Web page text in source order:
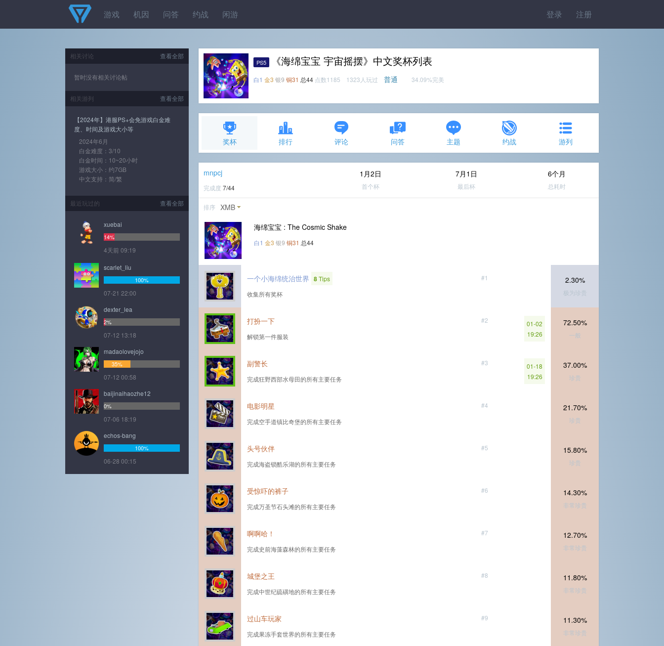
登录 注册
游戏 机因 问答 约战 闲游
PS5 《海绵宝宝 宇宙摇摆》中文奖杯列表
白1 金3 银9 铜31 总44 点数1185 1323人玩过 普通 34.09%完美
奖杯 排行 评论 问答 主题 约战 游列
mnpcj
完成度 7/44
1月2日
首个杯
7月1日
最后杯
6个月
总耗时
排序 XMB
海绵宝宝 : The Cosmic Shake
白1 金3 银9 铜31 总44
#1
一个小海绵统治世界 8Tips
收集所有奖杯
2.30%
极为珍贵
#2
打扮一下
解锁第一件服装
01-02
19:26
72.50%
一般
#3
副警长
完成狂野西部水母田的所有主要任务
01-18
19:26
37.00%
珍贵
#4
电影明星
完成空手道镇比奇堡的所有主要任务
21.70%
珍贵
#5
头号伙伴
完成海盗锁酷乐湖的所有主要任务
15.80%
珍贵
#6
受惊吓的裤子
完成万圣节石头滩的所有主要任务
14.30%
非常珍贵
#7
啊啊哈！
完成史前海藻森林的所有主要任务
12.70%
非常珍贵
#8
城堡之王
完成中世纪硫磺地的所有主要任务
11.80%
非常珍贵
#9
过山车玩家
完成果冻手套世界的所有主要任务
11.30%
非常珍贵
查看全部
相关讨论
暂时没有相关讨论帖
查看全部
相关游列
【2024年】港服PS+会免游戏白金难
度、时间及游戏大小等
2024年6月
白金难度：3/10
白金时间：10~20小时
游戏大小：约7GB
中文支持：简/繁
查看全部
最近玩过的
xuebai
14%
4天前 09:19
scarlet_liu
100%
07-21 22:00
dexter_lea
2%
07-12 13:18
madaolovejojo
35%
07-12 00:58
baijinaihaozhe12
0%
07-06 18:19
echos-bang
100%
06-28 00:15